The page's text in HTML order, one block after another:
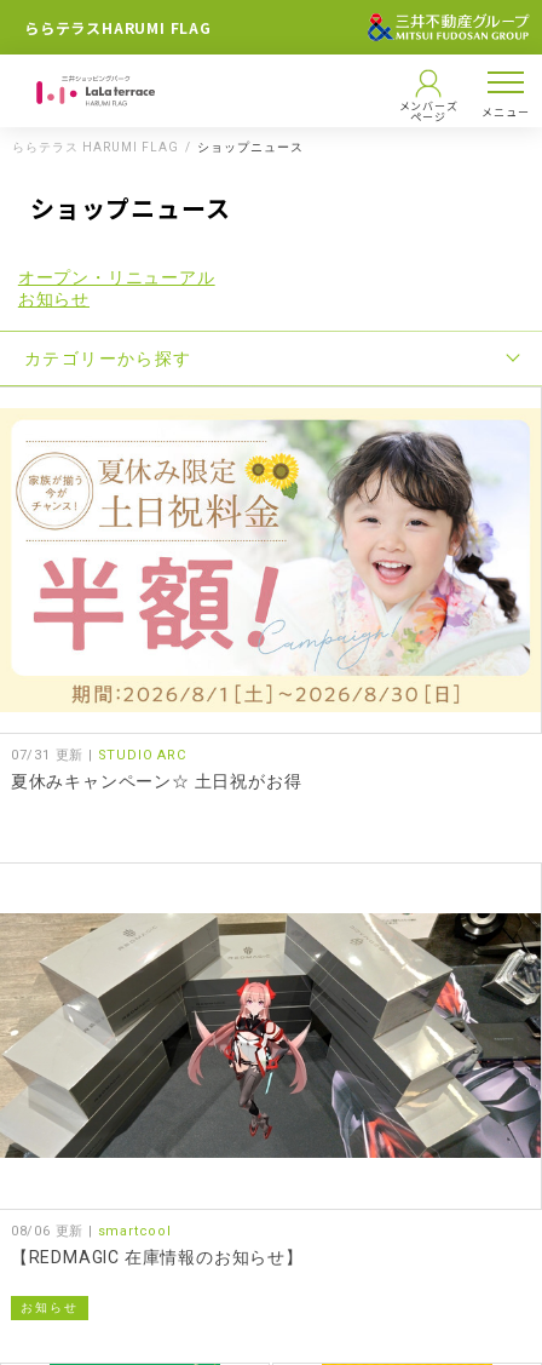
ららテラスHARUMI FLAG
メンバーズ
ページ メニュー
ららテラス HARUMI FLAG ショップニュース
ショップニュース
オープン・リニューアル
お知らせ
カテゴリーから探す
07/31 更新 | STUDIO ARC
夏休みキャンペーン☆ 土日祝がお得
08/06 更新 | smartcool
【REDMAGIC 在庫情報のお知らせ】
お知らせ